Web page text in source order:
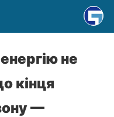
не
кінця
—